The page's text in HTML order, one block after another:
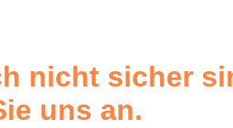
nicht sicher
uns an.